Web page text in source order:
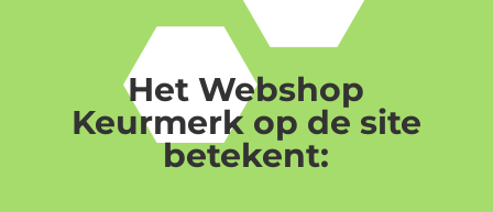
Het Webshop
Keurmerk op de site
betekent: